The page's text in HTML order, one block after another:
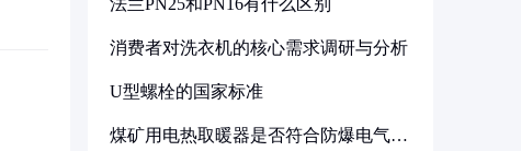
法兰PN25和PN16有什么区别
消费者对洗衣机的核心需求调研与分析
U型螺栓的国家标准
煤矿用电热取暖器是否符合防爆电气设